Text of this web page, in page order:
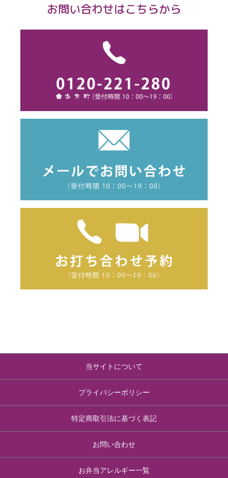
お問い合わせはこちらから
当サイトについて
プライバシーポリシー
特定商取引法に基づく表記
お問い合わせ
お弁当アレルギー一覧